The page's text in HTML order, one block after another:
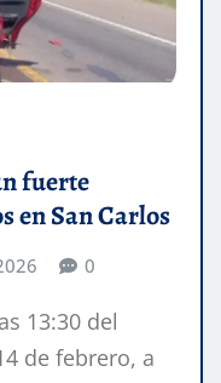
fuerte
en San Carlos
0
13:30 del
de febrero, a